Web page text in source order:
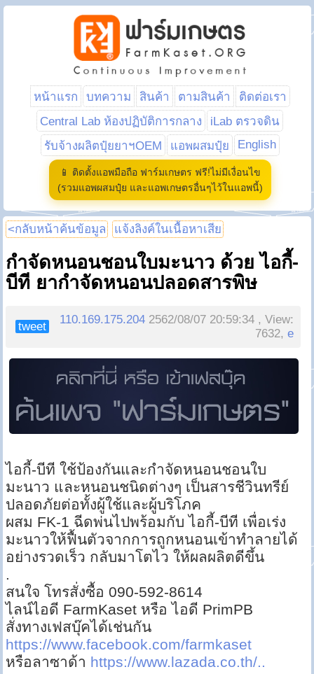
หน้าแรก บทความ สินค้า ตามสินค้า
ติดต่อเรา
Central Lab ห้องปฏิบัติการกลาง
iLab ตรวจดิน
รับจ้างผลิตปุ๋ยยาฯOEM
แอพผสมปุ๋ย English
📱 ติดตั้งแอพมือถือ ฟาร์มเกษตร ฟรี!ไม่มีเงื่อนไข
(รวมแอพผสมปุ๋ย และแอพเกษตรอื่นๆไว้ในแอพนี้)
<กลับหน้าค้นข้อมูล แจ้งลิงค์ในเนื้อหาเสีย
กำจัดหนอนชอนใบมะนาว ด้วย ไอกี้-
บีที ยากำจัดหนอนปลอดสารพิษ
tweet
110.169.175.204 2562/08/07 20:59:34 , View:
7632,e
ไอกี้-บีที ใช้ป้องกันและกำจัดหนอนชอนใบ
มะนาว และหนอนชนิดต่างๆ เป็นสารชีวินทรีย์
ปลอดภัยต่อทั้งผู้ใช้และผู้บริโภค
ผสม FK-1 ฉีดพ่นไปพร้อมกับ ไอกี้-บีที เพื่อเร่ง
มะนาวให้ฟื้นตัวจากการถูกหนอนเข้าทำลายได้
อย่างรวดเร็ว กลับมาโตไว ให้ผลผลิตดีขึ้น
.
สนใจ โทรสั่งซื้อ 090-592-8614
ไลน์ไอดี FarmKaset หรือ ไอดี PrimPB
สั่งทางเฟสบุ๊คได้เช่นกัน
https://www.facebook.com/farmkaset
หรือลาซาด้า https://www.lazada.co.th/..